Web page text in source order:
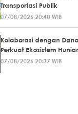
Transportasi Publik
07/08/2026 20:40 WIB
Kolaborasi dengan
Perkuat Ekosistem
07/08/2026 20:37 WIB